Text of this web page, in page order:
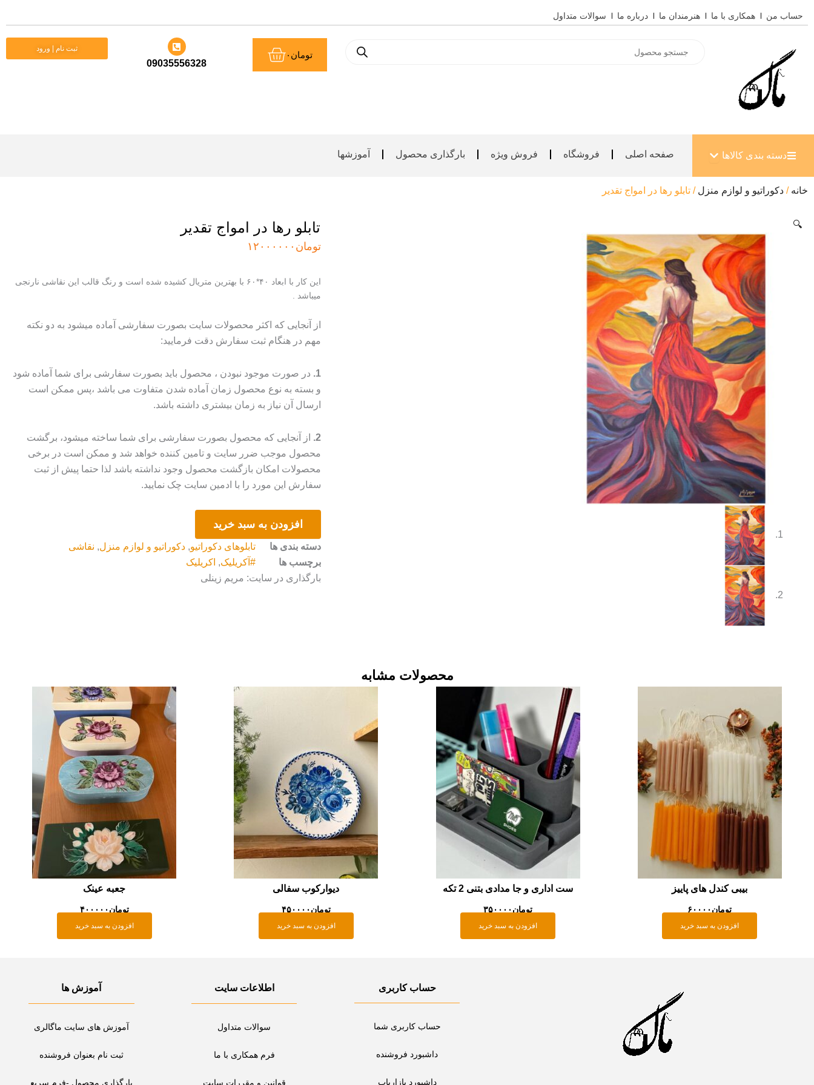
به
حساب من همکاری با ما هنرمندان ما درباره ما سوالات متداول
search
تومان ۰سبد
خرید
09035556328
ثبت نام | ورود
دسته بندی کالاها باز کردن دسته بندی کالاها
صفحه اصلی فروشگاه فروش ویژه بارگذاری محصول آموزشها
خانه / دکوراتیو و لوازم منزل / تابلو رها در امواج تقدیر
🔍 تابلو رها در امواج تقدیر
تومان ۱۲۰۰۰۰۰۰
این کار با ابعاد ۴۰*۶۰ با بهترین متریال کشیده شده است و رنگ قالب این نقاشی نارنجی
میباشد .
از آنجایی که اکثر محصولات سایت بصورت سفارشی آماده میشود به دو نکته
مهم در هنگام ثبت سفارش دقت فرمایید:
1. در صورت موجود نبودن ، محصول باید بصورت سفارشی برای شما آماده شود
و بسته به نوع محصول زمان آماده شدن متفاوت می باشد ،پس ممکن است
ارسال آن نیاز به زمان بیشتری داشته باشد.
2.
از آنجایی که محصول بصورت سفارشی برای شما ساخته میشود، برگشت
محصول موجب ضرر سایت و تامین کننده خواهد شد و ممکن است در برخی
محصولات امکان بازگشت محصول وجود نداشته باشد لذا حتما پیش از ثبت
سفارش این مورد را با ادمین سایت چک نمایید.
در
امواج
تقدیر
عدد
افزودن به سبد خرید
دسته بندی ها تابلوهای دکوراتیو,دکوراتیو و لوازم منزل, نقاشی
برچسب ها
#آکریلیک, اکریلیک
بارگذاری در سایت: مریم زینلی
محصولات مشابه
بیبی کندل های پاییز
تومان۶۰۰۰۰
افزودن به سبد خرید
ست اداری و جا مدادی بتنی 2 تکه
تومان۳۵۰۰۰۰
افزودن به سبد خرید
دیوارکوب سفالی
تومان۴۵۰۰۰۰
افزودن به سبد خرید
جعبه عینک
تومان۴۰۰۰۰۰
افزودن به سبد خرید
حساب کاربری
حساب کاربری شما
داشبورد فروشنده
داشبورد بازاریاب
اطلاعات سایت
سوالات متداول
فرم همکاری با ما
قوانین و مقررات سایت
آموزش ها
آموزش های سایت ماگالری
ثبت نام بعنوان فروشنده
بارگذاری محصول -فرم سریع